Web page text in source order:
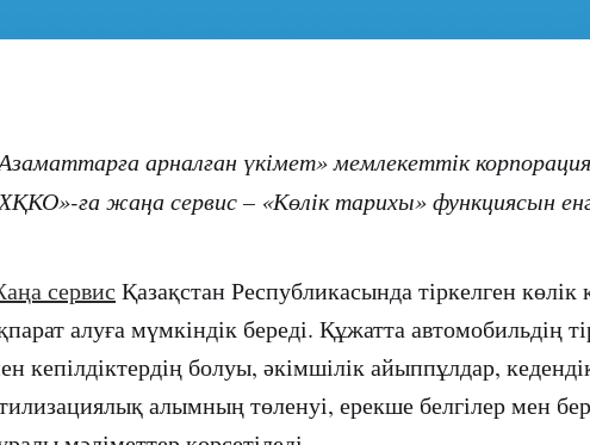
арналған үкімет» мемлекеттік
ға жаңа сервис – «Көлік тарихы» функциясын
сервис Қазақстан Республикасында тіркелген
алуға мүмкіндік береді. Құжатта автомобильдің
кепілдіктердің болуы, әкімшілік айыппұлдар,
алымның төленуі, ерекше белгілер мен